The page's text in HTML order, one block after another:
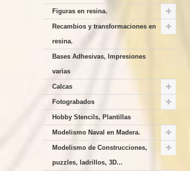
Figuras en resina.
Recambios y transformaciones en
resina.
Bases Adhesivas, Impresiones
varias
Calcas
Fotograbados
Hobby Stencils, Plantillas
Modelismo Naval en Madera.
Modelismo de Construcciones,
puzzles, ladrillos, 3D...